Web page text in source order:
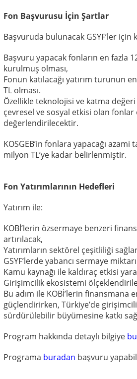
Fon Başvurusu İçin Şartlar
Başvuruda bulunacak GSYF’ler
Başvuru yapacak fonların en fazla
kurulmuş olması,
Fonun katılacağı yatırım turunun
TL olması.
Özellikleteknolojisi ve katma değeri
çevresel ve sosyal etkisi olan fonlar
değerlendirilecektir.
KOSGEB’in fonlara yapacağı azami
milyon TL’ye kadar belirlenmiştir.
Fon Yatırımlarının Hedefleri
Yatırım ile:
KOBİ’lerin özsermaye benzeri
artırılacak,
Yatırımların sektörel çeşitliliği
GSYF’lerdeyabancı sermaye miktarı
Kamu kaynağı ile kaldıraç etkisi
Girişimcilik ekosistemi
Bu adım ile KOBİ’lerin finansmana
güçlendirirken, Türkiye’de
sürdürülebilir büyümesine katkı
Program hakkında detaylı bilgiye
Programa buradan başvuru